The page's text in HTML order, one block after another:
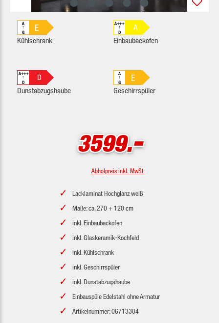
E
A
↑
G
Kühlschrank
A
A+++
↑
D
Einbaubackofen
D
A+++
↑
D
Dunstabzugshaube
E
A
↑
G
Geschirrspüler
3599.-
Abholpreis inkl. MwSt.
Lacklaminat Hochglanz weiß
Maße: ca. 270 + 120 cm
inkl. Einbaubackofen
inkl. Glaskeramik-Kochfeld
inkl. Kühlschrank
inkl. Geschirrspüler
inkl. Dunstabzugshaube
Einbauspüle Edelstahl ohne Armatur
Artikelnummer: 06713304